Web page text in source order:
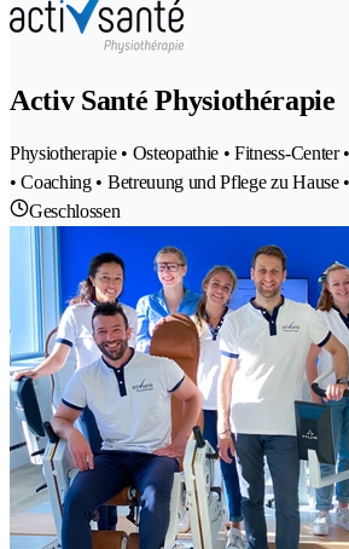
Activ Santé Physiothérapie
Physiotherapie • Osteopathie • Fitness-Center
• Coaching • Betreuung und Pflege zu Hause
Geschlossen